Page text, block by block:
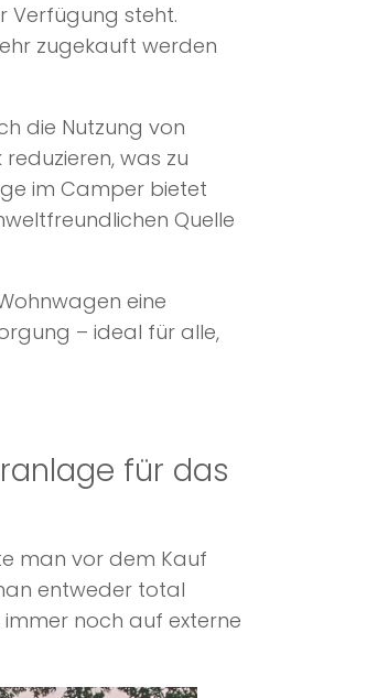
Verfügung steht.
zugekauft werden
die Nutzung von
was zu
im Camper bietet
Quelle
eine
– ideal für alle,
für das
man vor dem Kauf
entweder total
noch auf externe